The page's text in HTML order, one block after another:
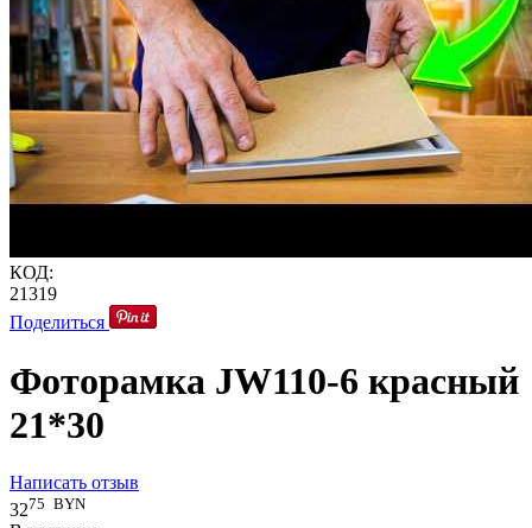
КОД:
21319
Поделиться
Фоторамка JW110-6 красный
21*30
Написать отзыв
3275 BYN